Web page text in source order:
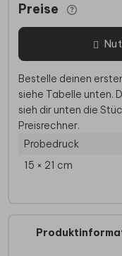
Preise
Bestelle deinen
siehe Tabelle unten.
sieh dir unten die
Preisrechner.
Probedruck
15 × 21 cm